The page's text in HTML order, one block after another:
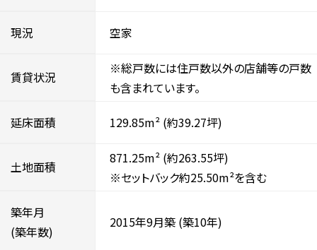
現況 空家
賃貸状況
※総戸数には住戸数以外の店舗等の戸数
も含まれています。
延床面積 129.85m² (約39.27坪)
土地面積
871.25m² (約263.55坪)
※セットバック約25.50m²を含む
築年月
(築年数)
2015年9月築 (築10年)